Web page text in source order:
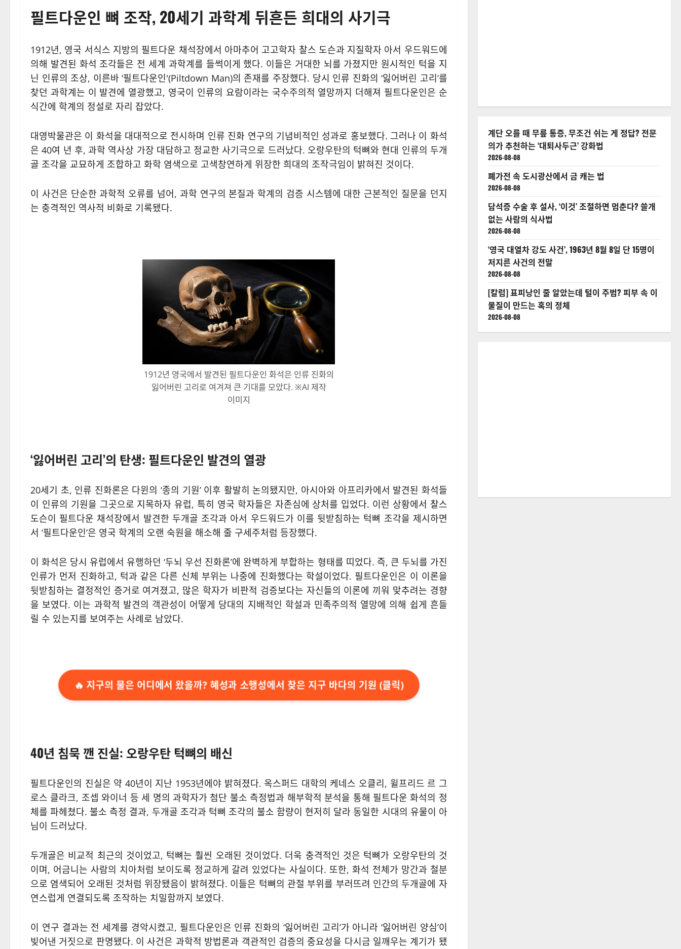
필트다운인 뼈 조작, 20세기 과학계 뒤흔든 희대의 사기극
1912년, 영국 서식스 지방의 필트다운 채석장에서 아마추어 고고학자 찰스 도슨과 지질학자 아서 우드워드에
의해 발견된 화석 조각들은 전 세계 과학계를 들썩이게 했다. 이들은 거대한 뇌를 가졌지만 원시적인 턱을 지
닌 인류의 조상, 이른바 ‘필트다운인'(Piltdown Man)의 존재를 주장했다. 당시 인류 진화의 ‘잃어버린 고리’를
찾던 과학계는 이 발견에 열광했고, 영국이 인류의 요람이라는 국수주의적 열망까지 더해져 필트다운인은 순
식간에 학계의 정설로 자리 잡았다.
대영박물관은 이 화석을 대대적으로 전시하며 인류 진화 연구의 기념비적인 성과로 홍보했다. 그러나 이 화석
은 40여 년 후, 과학 역사상 가장 대담하고 정교한 사기극으로 드러났다. 오랑우탄의 턱뼈와 현대 인류의 두개
골 조각을 교묘하게 조합하고 화학 염색으로 고색창연하게 위장한 희대의 조작극임이 밝혀진 것이다.
이 사건은 단순한 과학적 오류를 넘어, 과학 연구의 본질과 학계의 검증 시스템에 대한 근본적인 질문을 던지
는 충격적인 역사적 비화로 기록됐다.
1912년 영국에서 발견된 필트다운인 화석은 인류 진화의
잃어버린 고리로 여겨져 큰 기대를 모았다. ※AI 제작
이미지
‘잃어버린 고리’의 탄생: 필트다운인 발견의 열광
20세기 초, 인류 진화론은 다윈의 ‘종의 기원’ 이후 활발히 논의됐지만, 아시아와 아프리카에서 발견된 화석들
이 인류의 기원을 그곳으로 지목하자 유럽, 특히 영국 학자들은 자존심에 상처를 입었다. 이런 상황에서 찰스
도슨이 필트다운 채석장에서 발견한 두개골 조각과 아서 우드워드가 이를 뒷받침하는 턱뼈 조각을 제시하면
서 ‘필트다운인’은 영국 학계의 오랜 숙원을 해소해 줄 구세주처럼 등장했다.
이 화석은 당시 유럽에서 유행하던 ‘두뇌 우선 진화론’에 완벽하게 부합하는 형태를 띠었다. 즉, 큰 두뇌를 가진
인류가 먼저 진화하고, 턱과 같은 다른 신체 부위는 나중에 진화했다는 학설이었다. 필트다운인은 이 이론을
뒷받침하는 결정적인 증거로 여겨졌고, 많은 학자가 비판적 검증보다는 자신들의 이론에 끼워 맞추려는 경향
을 보였다. 이는 과학적 발견의 객관성이 어떻게 당대의 지배적인 학설과 민족주의적 열망에 의해 쉽게 흔들
릴 수 있는지를 보여주는 사례로 남았다.
🔥 지구의 물은 어디에서 왔을까? 혜성과 소행성에서 찾은 지구 바다의 기원 (클릭)
40년 침묵 깬 진실: 오랑우탄 턱뼈의 배신
필트다운인의 진실은 약 40년이 지난 1953년에야 밝혀졌다. 옥스퍼드 대학의 케네스 오클리, 윌프리드 르 그
로스 클라크, 조셉 와이너 등 세 명의 과학자가 첨단 불소 측정법과 해부학적 분석을 통해 필트다운 화석의 정
체를 파헤쳤다. 불소 측정 결과, 두개골 조각과 턱뼈 조각의 불소 함량이 현저히 달라 동일한 시대의 유물이 아
님이 드러났다.
두개골은 비교적 최근의 것이었고, 턱뼈는 훨씬 오래된 것이었다. 더욱 충격적인 것은 턱뼈가 오랑우탄의 것
이며, 어금니는 사람의 치아처럼 보이도록 정교하게 갈려 있었다는 사실이다. 또한, 화석 전체가 망간과 철분
으로 염색되어 오래된 것처럼 위장됐음이 밝혀졌다. 이들은 턱뼈의 관절 부위를 부러뜨려 인간의 두개골에 자
연스럽게 연결되도록 조작하는 치밀함까지 보였다.
이 연구 결과는 전 세계를 경악시켰고, 필트다운인은 인류 진화의 ‘잃어버린 고리’가 아니라 ‘잃어버린 양심’이
빚어낸 거짓으로 판명됐다. 이 사건은 과학적 방법론과 객관적인 검증의 중요성을 다시금 일깨우는 계기가 됐
계단 오를 때 무릎 통증, 무조건 쉬는 게 정답? 전문
의가 추천하는 ‘대퇴사두근’ 강화법
2026-08-08
폐가전 속 도시광산에서 금 캐는 법
2026-08-08
담석증 수술 후 설사, ‘이것’ 조절하면 멈춘다? 쓸개
없는 사람의 식사법
2026-08-08
‘영국 대열차 강도 사건’, 1963년 8월 8일 단 15명이
저지른 사건의 전말
2026-08-08
[칼럼] 표피낭인 줄 알았는데 털이 주범? 피부 속 이
물질이 만드는 혹의 정체
2026-08-08